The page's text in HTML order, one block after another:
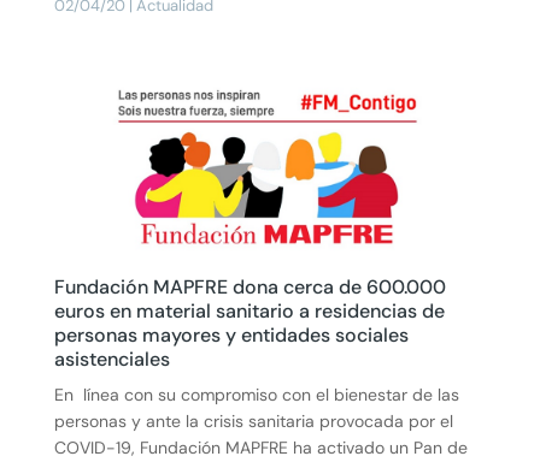
02/04/20| Actualidad
Fundación MAPFRE dona cerca de 600.000
euros en material sanitario a residencias de
personas mayores y entidades sociales
asistenciales
En línea con su compromiso con el bienestar de las
personas y ante la crisis sanitaria provocada por el
COVID-19, Fundación MAPFRE ha activado un Pan de